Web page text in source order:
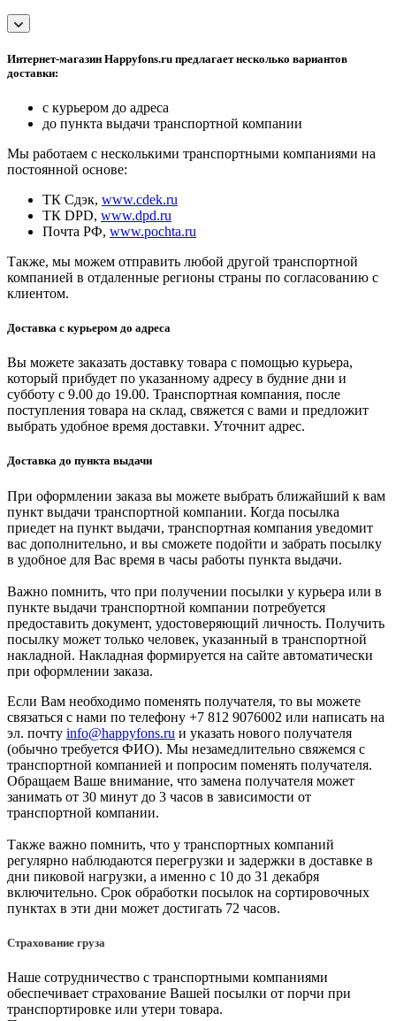
Интернет-магазин Happyfons.ru предлагает несколько вариантов
доставки:
с курьером до адреса
до пункта выдачи транспортной компании
Мы работаем с несколькими транспортными компаниями на
постоянной основе:
ТК Сдэк, www.cdek.ru
ТК DPD, www.dpd.ru
Почта РФ, www.pochta.ru
Также, мы можем отправить любой другой транспортной
компанией в отдаленные регионы страны по согласованию с
клиентом.
Доставка с курьером до адреса
Вы можете заказать доставку товара с помощью курьера,
который прибудет по указанному адресу в будние дни и
субботу с 9.00 до 19.00. Транспортная компания, после
поступления товара на склад, свяжется с вами и предложит
выбрать удобное время доставки. Уточнит адрес.
Доставка до пункта выдачи
При оформлении заказа вы можете выбрать ближайший к вам
пункт выдачи транспортной компании. Когда посылка
приедет на пункт выдачи, транспортная компания уведомит
вас дополнительно, и вы сможете подойти и забрать посылку
в удобное для Вас время в часы работы пункта выдачи.
Важно помнить, что при получении посылки у курьера или в
пункте выдачи транспортной компании потребуется
предоставить документ, удостоверяющий личность. Получить
посылку может только человек, указанный в транспортной
накладной. Накладная формируется на сайте автоматически
при оформлении заказа.
Если Вам необходимо поменять получателя, то вы можете
связаться с нами по телефону +7 812 9076002 или написать на
эл. почту info@happyfons.ru и указать нового получателя
(обычно требуется ФИО). Мы незамедлительно свяжемся с
транспортной компанией и попросим поменять получателя.
Обращаем Ваше внимание, что замена получателя может
занимать от 30 минут до 3 часов в зависимости от
транспортной компании.
Также важно помнить, что у транспортных компаний
регулярно наблюдаются перегрузки и задержки в доставке в
дни пиковой нагрузки, а именно с 10 до 31 декабря
включительно. Срок обработки посылок на сортировочных
пунктах в эти дни может достигать 72 часов.
Страхование груза
Наше сотрудничество с транспортными компаниями
обеспечивает страхование Вашей посылки от порчи при
транспортировке или утери товара.